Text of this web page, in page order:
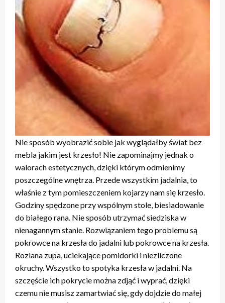
Nie sposób wyobrazić sobie jak wyglądałby świat bez
mebla jakim jest krzesło! Nie zapominajmy jednak o
walorach estetycznych, dzięki którym odmienimy
poszczególne wnętrza. Przede wszystkim jadalnia, to
właśnie z tym pomieszczeniem kojarzy nam się krzesło.
Godziny spędzone przy wspólnym stole, biesiadowanie
do białego rana. Nie sposób utrzymać siedziska w
nienagannym stanie. Rozwiązaniem tego problemu są
pokrowce na krzesła do jadalni lub pokrowce na krzesła.
Rozlana zupa, uciekające pomidorki i niezliczone
okruchy. Wszystko to spotyka krzesła w jadalni. Na
szczęście ich pokrycie można zdjąć i wyprać, dzięki
czemu nie musisz zamartwiać się, gdy dojdzie do małej